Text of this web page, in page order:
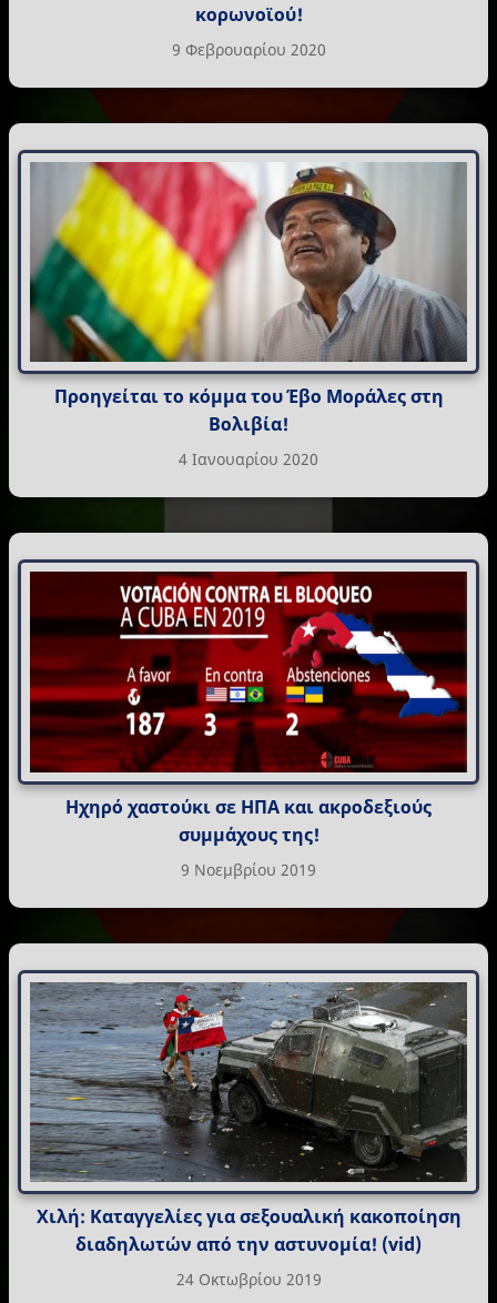
κορωνοϊού!
9 Φεβρουαρίου 2020
Προηγείται το κόμμα του Έβο Μοράλες στη
Βολιβία!
4 Ιανουαρίου 2020
Ηχηρό χαστούκι σε ΗΠΑ και ακροδεξιούς
συμμάχους της!
9 Νοεμβρίου 2019
Χιλή: Καταγγελίες για σεξουαλική κακοποίηση
διαδηλωτών από την αστυνομία! (vid)
24 Οκτωβρίου 2019